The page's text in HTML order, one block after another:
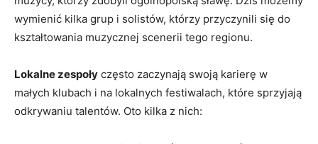
wymienić kilka grup i solistów, którzy przyczynili się do
kształtowania muzycznej scenerii tego regionu.
Lokalne zespoły często zaczynają swoją karierę w
małych klubach i na lokalnych festiwalach, które sprzyjają
odkrywaniu talentów. Oto kilka z nich: